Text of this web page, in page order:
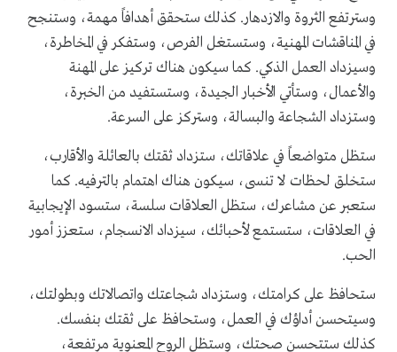
وسترتفع الثروة والازدهار. كذلك ستحقق أهدافاً مهمة، وستنجح
في المناقشات المهنية، وستستغل الفرص، وستفكر في المخاطرة،
وسيزداد العمل الذكي. كما سيكون هناك تركيز على المهنة
والأعمال، وستأتي الأخبار الجيدة، وستستفيد من الخبرة،
وستزداد الشجاعة والبسالة، وستركز على السرعة.
ستظل متواضعاً في علاقاتك، ستزداد ثقتك بالعائلة والأقارب،
ستخلق لحظات لا تنسى، سيكون هناك اهتمام بالترفيه. كما
ستعبر عن مشاعرك، ستظل العلاقات سلسة، ستسود الإيجابية
في العلاقات، ستستمع لأحبائك، سيزداد الانسجام، ستعزز أمور
الحب.
ستحافظ على كرامتك، وستزداد شجاعتك واتصالاتك وبطولتك،
وسيتحسن أداؤك في العمل، وستحافظ على ثقتك بنفسك.
كذلك ستتحسن صحتك، وستظل الروح المعنوية مرتفعة،